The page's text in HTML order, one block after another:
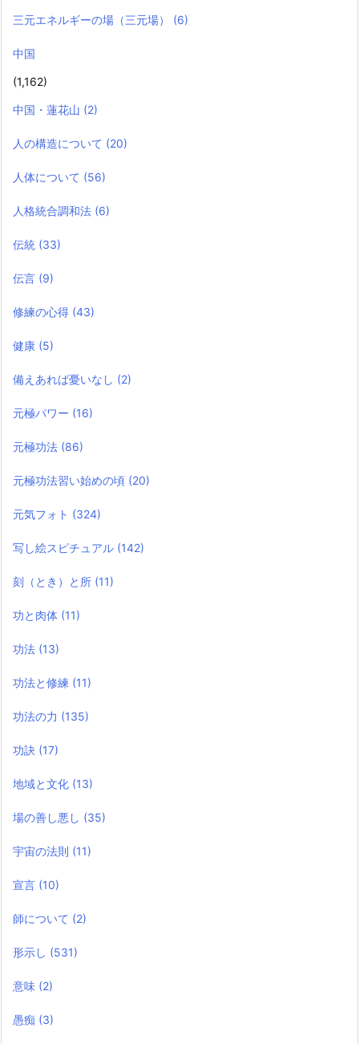
三元エネルギーの場（三元場） (6)
中国
(1,162)
中国・蓮花山 (2)
人の構造について (20)
人体について (56)
人格統合調和法 (6)
伝統 (33)
伝言 (9)
修練の心得 (43)
健康 (5)
備えあれば憂いなし (2)
元極パワー (16)
元極功法 (86)
元極功法習い始めの頃 (20)
元気フォト (324)
写し絵スピチュアル (142)
刻（とき）と所 (11)
功と肉体 (11)
功法 (13)
功法と修練 (11)
功法の力 (135)
功訣 (17)
地域と文化 (13)
場の善し悪し (35)
宇宙の法則 (11)
宣言 (10)
師について (2)
形示し (531)
意味 (2)
愚痴 (3)